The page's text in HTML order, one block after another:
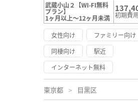
武蔵小山２【WI-FI無料
プラン】
1ヶ月以上～12ヶ月未満 初期費
女性向け
ファミリー向け
同棲向け
駅近
インターネット無料
東京都 目黒区